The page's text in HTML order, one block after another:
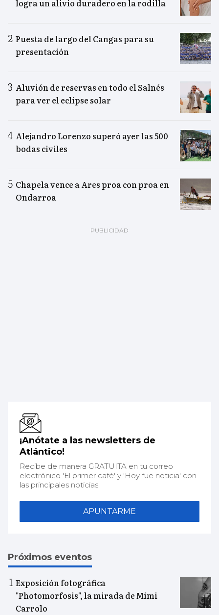
logra un alivio duradero en la rodilla
Puesta de largo del Cangas para su
presentación
Aluvión de reservas en todo el Salnés
para ver el eclipse solar
Alejandro Lorenzo superó ayer las 500
bodas civiles
Chapela vence a Ares proa con proa en
Ondarroa
¡Anótate a las newsletters de
Atlántico!
Recibe de manera GRATUITA en tu correo
electrónico 'El primer café' y 'Hoy fue noticia' con
las principales noticias.
APUNTARME
Próximos eventos
Exposición fotográfica
"Photomorfosis", la mirada de Mimi
Carrolo